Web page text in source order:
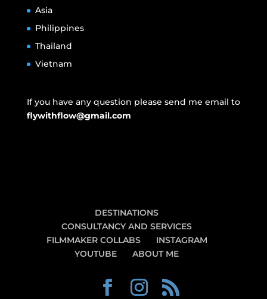
Asia
Philippines
Thailand
Vietnam
If you have any question please send me email to
flywithflow@gmail.com
DESTINATIONS
CONSULTANCY AND SERVICES
FILMMAKER COLLABS
INSTAGRAM
YOUTUBE
ABOUT ME